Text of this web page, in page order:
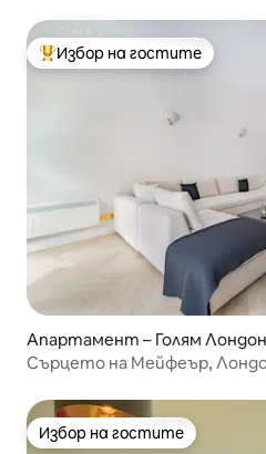
Най-популярен избор на
Избор на гостите
Апартамент – Голям Лондон
Сърцето на Мейфеър,
Избор на гостите
Избор на гостите